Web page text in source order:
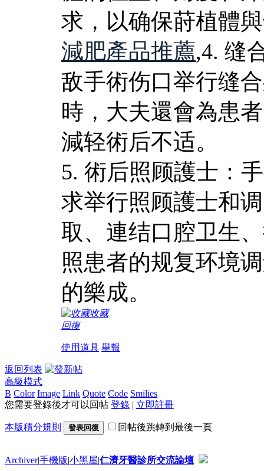
求，以确保莳植體
減肥產品推薦,4. 缝
敌手術伤口举行缝
時，大夫還會為患
減轻術后不适。
5. 術后照顾護士：
求举行照顾護士和
取、連结口腔卫生
照患者的规复环境
的樂成。
收藏
回復
使用道具 舉報
返回列表
高級模式
B Color Image Link Quote Code Smilies
您需要登錄後才可以回帖 登錄 | 立即註冊
本版積分規則 發表回復 回帖後跳轉到最後一頁
Archiver|手機版|小黑屋|仁濟牙醫診所交流論壇